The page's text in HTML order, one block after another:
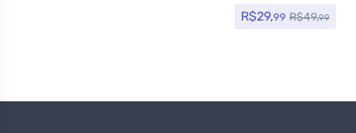
R$29,99 R$49,99